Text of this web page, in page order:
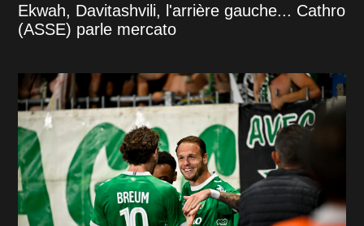
Ekwah, Davitashvili, l'arrière gauche... Cathro
(ASSE) parle mercato